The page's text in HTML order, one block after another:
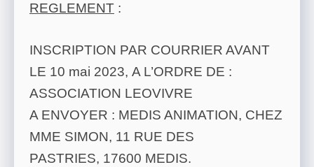
REGLEMENT :
INSCRIPTION PAR COURRIER AVANT
LE 10 mai 2023, A L’ORDRE DE :
ASSOCIATION LEOVIVRE
A ENVOYER : MEDIS ANIMATION, CHEZ
MME SIMON, 11 RUE DES
PASTRIES, 17600 MEDIS.